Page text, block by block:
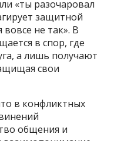
«ты разочаровал
защитной
не так». В
в спор, где
а лишь получают
свои
в конфликтных
общения и